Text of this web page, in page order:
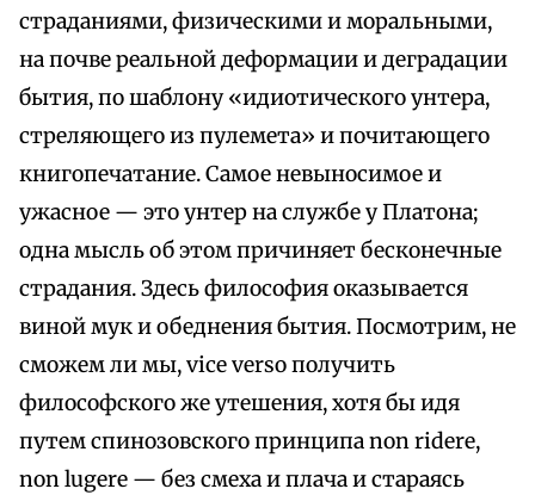
страданиями, физическими и моральными,
на почве реальной деформации и деградации
бытия, по шаблону «идиотического унтера,
стреляющего из пулемета» и почитающего
книгопечатание. Самое невыносимое и
ужасное — это унтер на службе у Платона;
одна мысль об этом причиняет бесконечные
страдания. Здесь философия оказывается
виной мук и обеднения бытия. Посмотрим, не
сможем ли мы, vice verso получить
философского же утешения, хотя бы идя
путем спинозовского принципа non ridere,
non lugere — без смеха и плача и стараясь